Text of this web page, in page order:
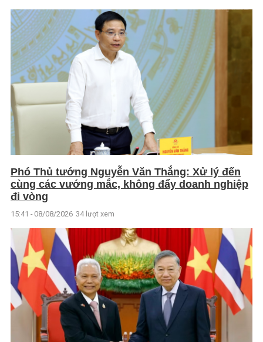
Phó Thủ tướng Nguyễn Văn Thắng: Xử lý đến
cùng các vướng mắc, không đẩy doanh nghiệp
đi vòng
15:41 - 08/08/2026 34 lượt xem